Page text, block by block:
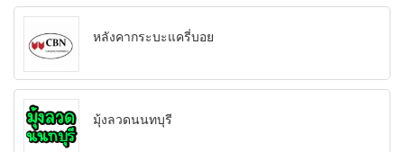
หลังคากระบะแครี่บอย
มุ้งลวดนนทบุรี